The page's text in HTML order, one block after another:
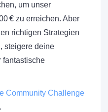
um unser
€ zu erreichen. Aber
richtigen Strategien
steigere deine
fantastische
Community Challenge